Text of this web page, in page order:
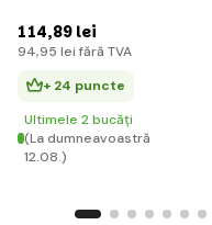
114,89 lei
94,95 lei fără TVA
+ 24 puncte
Ultimele 2 bucăți
(La dumneavoastră
12.08.)